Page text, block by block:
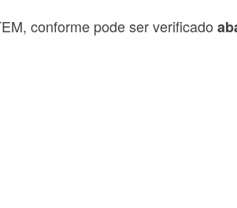
conforme pode ser verificado